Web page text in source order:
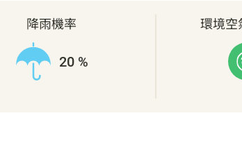
降雨機率
20 %
環境空